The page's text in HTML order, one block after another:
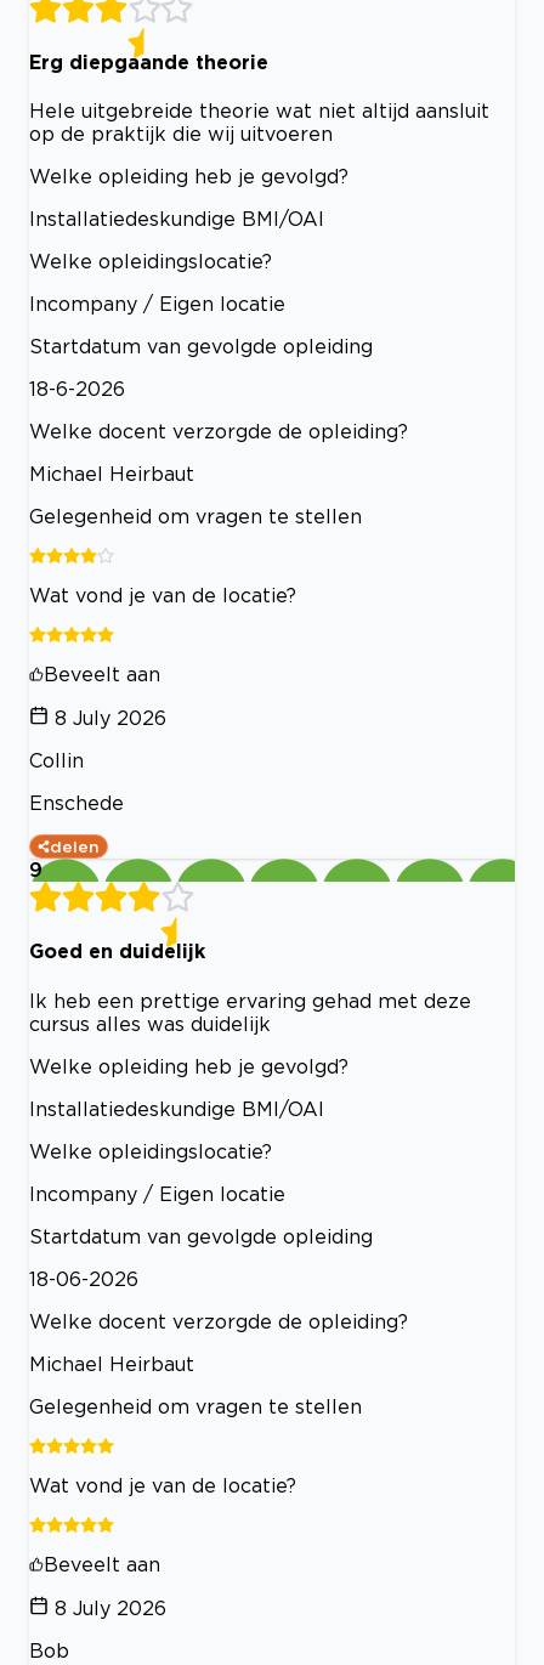
Erg diepgaande theorie
Hele uitgebreide theorie wat niet altijd aansluit
op de praktijk die wij uitvoeren
Welke opleiding heb je gevolgd?
Installatiedeskundige BMI/OAI
Welke opleidingslocatie?
Incompany / Eigen locatie
Startdatum van gevolgde opleiding
18-6-2026
Welke docent verzorgde de opleiding?
Michael Heirbaut
Gelegenheid om vragen te stellen
Wat vond je van de locatie?
Beveelt aan
8 July 2026
Collin
Enschede
delen
9
Goed en duidelijk
Ik heb een prettige ervaring gehad met deze
cursus alles was duidelijk
Welke opleiding heb je gevolgd?
Installatiedeskundige BMI/OAI
Welke opleidingslocatie?
Incompany / Eigen locatie
Startdatum van gevolgde opleiding
18-06-2026
Welke docent verzorgde de opleiding?
Michael Heirbaut
Gelegenheid om vragen te stellen
Wat vond je van de locatie?
Beveelt aan
8 July 2026
Bob